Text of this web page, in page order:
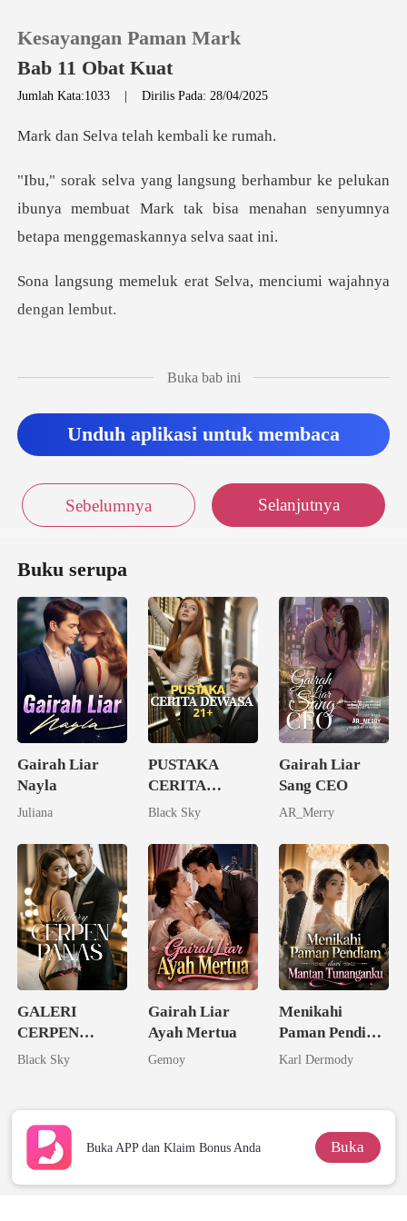
Pengisian Ulang
Riwayat Membaca
Keluar
Kesayangan Paman Mark
Bab 11 Obat Kuat
Jumlah Kata:1033 |Dirilis Pada: 28/04/2025
va telah kem
pelukan
ibunya membuat Mark tak bisa menahan s
erat Selva, menciumi w
eh oleh
Buka bab ini
Unduh aplikasi untuk membaca
Sebelumnya Selanjutnya
Buku serupa
Gairah Liar
Nayla
Juliana
PUSTAKA
CERITA
DEWASA 21+
Black Sky
Gairah Liar
Sang CEO
AR_Merry
GALERI
CERPEN
PANAS 21+
Black Sky
Gairah Liar
Ayah Mertua
Gemoy
Menikahi
Paman Pendiam
dari Mantan
Karl Dermody
Buka APP dan Klaim Bonus Anda Buka